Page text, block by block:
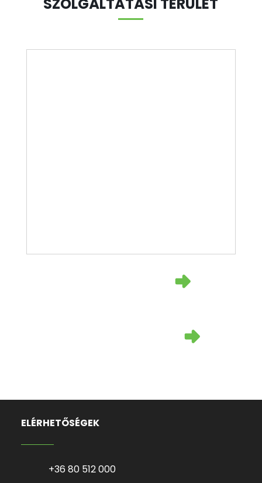
ELÉRHETŐSÉGEK
+36 80 512 000